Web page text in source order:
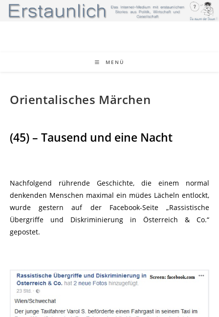
Zum
Inhalt
MENÜ
Orientalisches Märchen
(45) – Tausend und eine Nacht
Nachfolgend rührende Geschichte, die einem normal
denkenden Menschen maximal ein müdes Lächeln entlockt,
wurde gestern auf der Facebook-Seite „Rassistische
Übergriffe und Diskriminierung in Österreich & Co.“
gepostet.